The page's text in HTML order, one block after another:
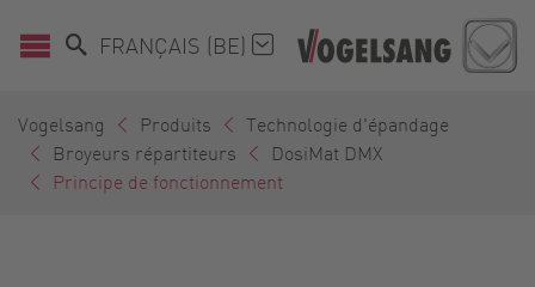
FRANÇAIS (BE)
Vogelsang Produits
Technologie d'épandage
Broyeurs répartiteurs
DosiMat DMX
Principe de fonctionnement